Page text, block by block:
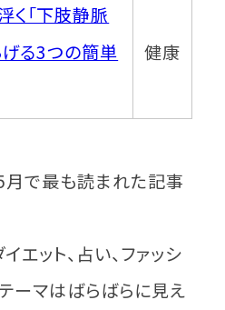
く「下肢静脈
げる3つの簡単
健康
で最も読まれた記事
エット、占い、ファッシ
テーマはばらばらに見え